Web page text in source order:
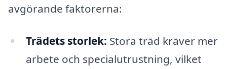
avgörande faktorerna:
Trädets storlek: Stora träd kräver mer
arbete och specialutrustning, vilket